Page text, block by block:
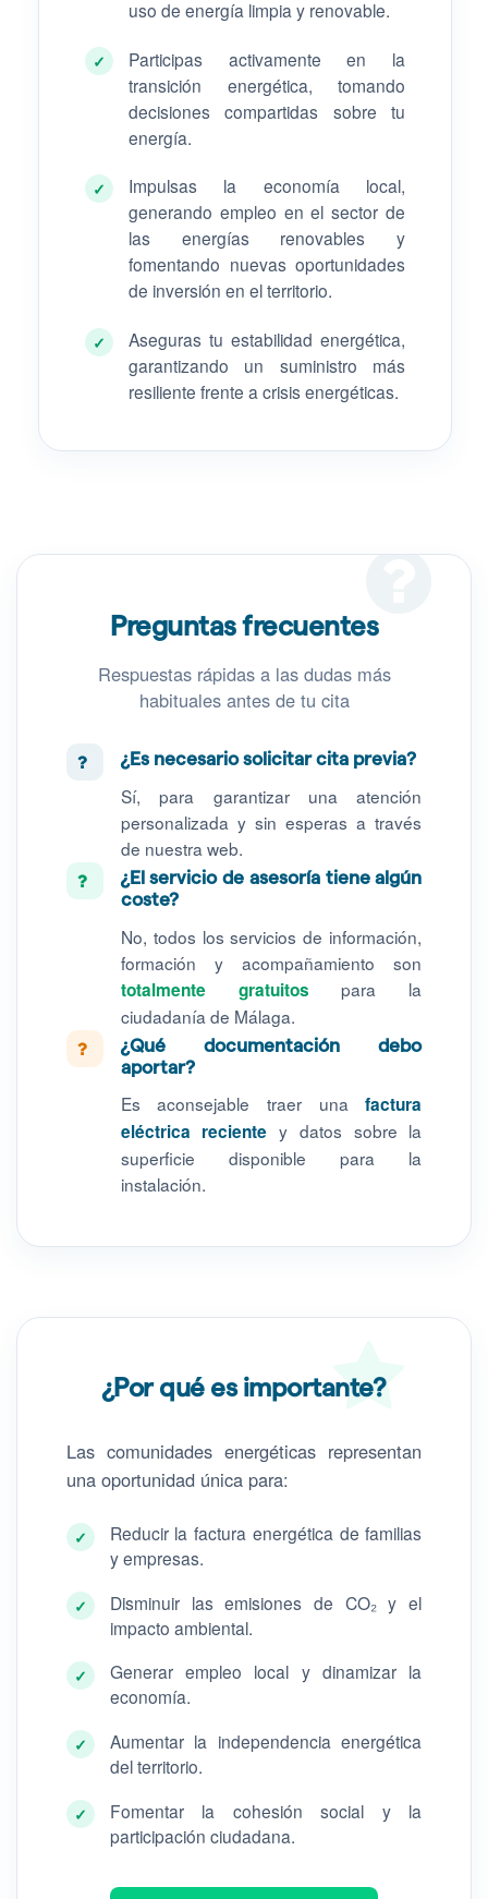
uso de energía limpia y renovable.
✓
Participas activamente en la
transición energética, tomando
decisiones compartidas sobre tu
energía.
✓
Impulsas la economía local,
generando empleo en el sector de
las energías renovables y
fomentando nuevas oportunidades
de inversión en el territorio.
✓
Aseguras tu estabilidad energética,
garantizando un suministro más
resiliente frente a crisis energéticas.
Preguntas frecuentes
Respuestas rápidas a las dudas más
habituales antes de tu cita
¿Es necesario solicitar cita previa?
Sí, para garantizar una atención
personalizada y sin esperas a través
de nuestra web.
¿El servicio de asesoría tiene algún
coste?
No, todos los servicios de información,
formación y acompañamiento son
totalmente gratuitos para la
ciudadanía de Málaga.
¿Qué documentación debo
aportar?
Es aconsejable traer unafactura
eléctrica reciente y datos sobre la
superficie disponible para la
instalación.
¿Por qué es importante?
Las comunidades energéticas representan
una oportunidad única para:
✓
Reducir la factura energética de familias
y empresas.
✓
Disminuir las emisiones de CO₂ y el
impacto ambiental.
✓
Generar empleo local y dinamizar la
economía.
✓
Aumentar la independencia energética
del territorio.
✓
Fomentar la cohesión social y la
participación ciudadana.